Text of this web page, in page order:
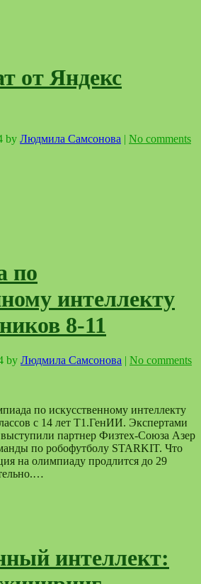
от Яндекс
by Людмила Самсонова | No comments
по
интеллекту
8-11
by Людмила Самсонова | No comments
по искусственному интеллекту
с 14 лет Т1.ГенИИ. Экспертами
выступили партнер Физтех-Союза Азер
по робофутболу STARKIT. Что
на олимпиаду продлится до 29
интеллект: